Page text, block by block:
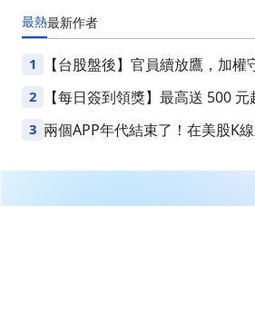
最熱最新作者
1 【台股盤後】官員續放鷹，加權
2
【每日簽到領獎】最高送 500
Points
3 兩個APP年代結束了！在美股K